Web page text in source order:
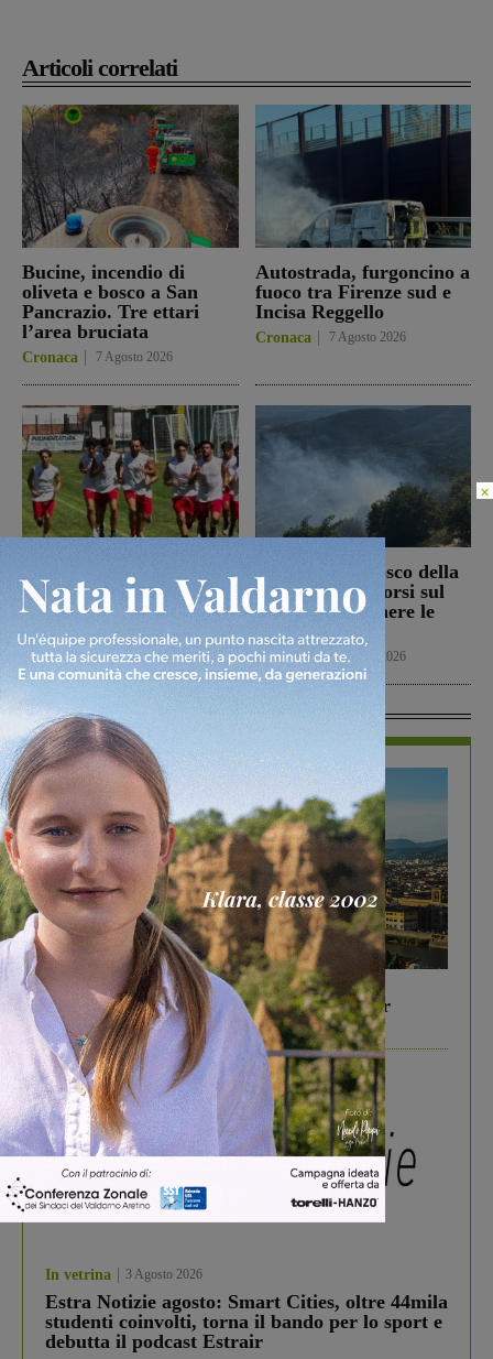
Articoli correlati
Bucine, incendio di
oliveta e bosco a San
Pancrazio. Tre ettari
l’area bruciata
Cronaca 7 Agosto 2026
Autostrada, furgoncino a
fuoco tra Firenze sud e
Incisa Reggello
Cronaca 7 Agosto 2026
Il Terranuova Traiana
allo “Zecchini” di
Grosseto per una gara
amichevole
Calcio 7 Agosto 2026
Incendio nel bosco della
Trappola. Soccorsi sul
posto per spegnere le
fiamme
Cronaca 7 Agosto 2026
In Vetrina
In vetrina 6 Agosto 2026
Gita di famiglia a Firenze: 5 idee per far
divertire i tuoi figli
In vetrina 3 Agosto 2026
Estra Notizie agosto: Smart Cities, oltre 44mila
studenti coinvolti, torna il bando per lo sport e
debutta il podcast Estrair
×